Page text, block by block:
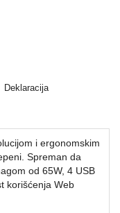
Deklaracija
i ergonomskim
Spreman da
od 65W, 4 USB
korišćenja Web